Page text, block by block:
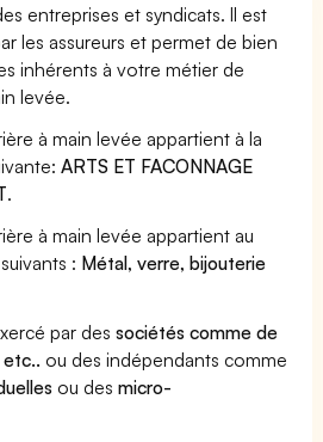
entreprises et syndicats. Il est
les assureurs et permet de bien
inhérents à votre métier de
levée.
à main levée appartient à la
ARTS ET FACONNAGE
.
à main levée appartient au
: Métal, verre, bijouterie
par dessociétés comme de
etc.. ou des indépendants comme
ou desmicro-